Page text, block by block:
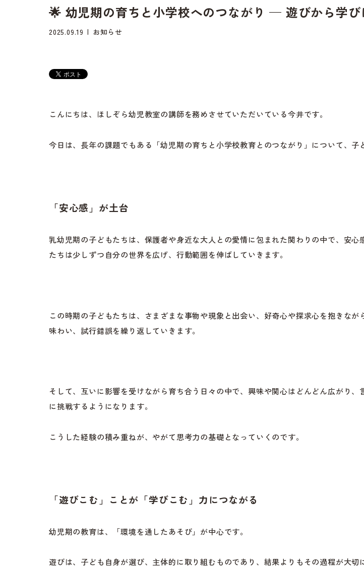
🌟 幼児期の育ちと小学校へのつながり — 遊びから学
2025.09.19 お知らせ
こんにちは、ほしぞら幼児教室の講師を務めさせていただいている今井です。
今日は、長年の課題でもある「幼児期の育ちと小学校教育とのつながり」について、
「安心感」が土台
乳幼児期の子どもたちは、保護者や身近な大人との愛情に包まれた関わりの中で、安
たちは少しずつ自分の世界を広げ、行動範囲を伸ばしていきます。
この時期の子どもたちは、さまざまな事物や現象と出会い、好奇心や探求心を抱きな
味わい、試行錯誤を繰り返していきます。
そして、互いに影響を受けながら育ち合う日々の中で、興味や関心はどんどん広がり
に挑戦するようになります。
こうした経験の積み重ねが、やがて思考力の基礎となっていくのです。
「遊びこむ」ことが「学びこむ」力につながる
幼児期の教育は、「環境を通したあそび」が中心です。
遊びは、子ども自身が選び、主体的に取り組むものであり、結果よりもその過程が大切